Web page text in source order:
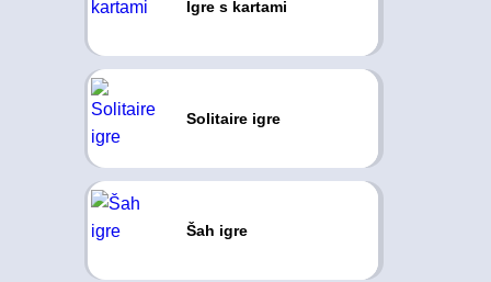
Igre s kartami
Solitaire igre
Šah igre